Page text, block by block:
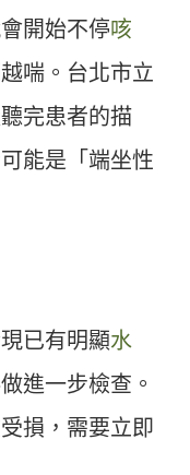
開始不停咳
喘。台北市立
完患者的描
能是「端坐性
已有明顯水
進一步檢查。
損，需要立即